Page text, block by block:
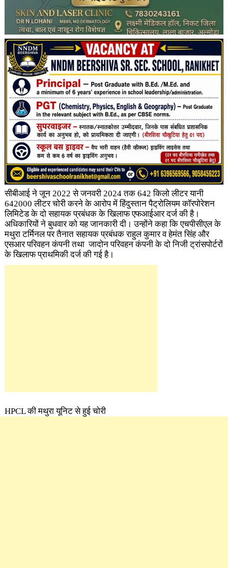
सीबीआई ने जून 2022 से जनवरी 2024 तक 642 किलो लीटर यानी
642000 लीटर चोरी करने के आरोप में हिंदुस्तान पैट्रोलियम कॉरपोरेशन
लिमिटेड के दो सहायक प्रबंधक के खिलाफ एफआईआर दर्ज की है।
अधिकारियों ने बुधवार को यह जानकारी दी। उन्होंने कहा कि एचपीसीएल के
मथुरा टर्मिनल पर तैनात सहायक प्रबंधक राहुल कुमार व हेमंत सिंह और
एसआर परिवहन कंपनी तथा जादोन परिवहन कंपनी के दो निजी ट्रांसपोर्टरों
के खिलाफ प्राथमिकी दर्ज की गई है।
HPCL की मथुरा यूनिट से हुई चोरी